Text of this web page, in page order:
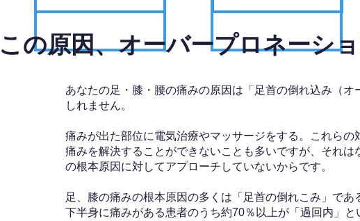
この原因、オーバープロネーシ
あなたの足・膝・腰の痛みの原因は「足首の倒れ込み（オ
しれません。
痛みが出た部位に電気治療やマッサージをする。これらの
痛みを解決することができないことも多いですが、それは
の根本原因に対してアプローチしていないからです。
足、膝の痛みの根本原因の多くは「足首の倒れこみ」であ
下半身に痛みがある患者のうち約70％以上が「過回内」